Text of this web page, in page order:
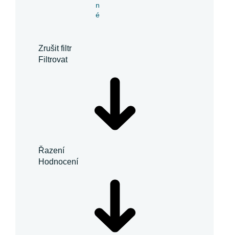
n
é
Zrušit filtr
Filtrovat
Řazení
Hodnocení